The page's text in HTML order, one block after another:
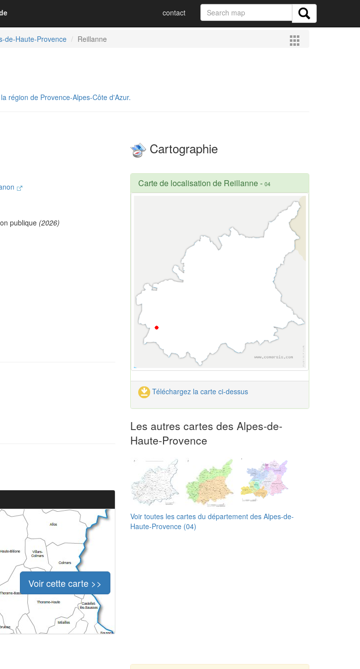
contact
de-Haute-Provence Reillanne
la région de Provence-Alpes-Côte d'Azur.
publique (2026)
Voir cette carte >>
Cartographie
Carte de localisation de Reillanne- 04
Téléchargez la carte ci-dessus
Les autres cartes des Alpes-de-
Haute-Provence
Voir toutes les cartes du département des Alpes-de-
Haute-Provence (04)